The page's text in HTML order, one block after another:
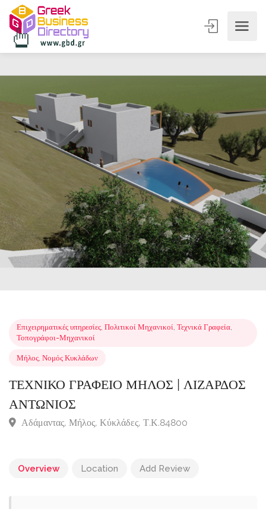
Επιχειρηματικές υπηρεσίες
Μήλος,Νομός Κυκλάδων
ΤΕΧΝΙΚΟ ΓΡΑΦΕΙΟ ΜΗΛΟΣ |
Overview Location Add Review